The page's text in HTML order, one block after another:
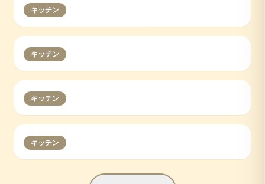
キッチン
キッチン
キッチン
キッチン